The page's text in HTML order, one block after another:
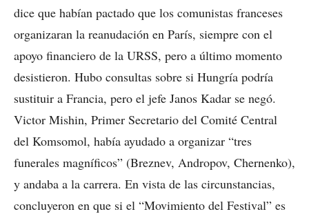
dice que habían pactado que los comunistas franceses
organizaran la reanudación en París, siempre con el
apoyo financiero de la URSS, pero a último momento
desistieron. Hubo consultas sobre si Hungría podría
sustituir a Francia, pero el jefe Janos Kadar se negó.
Victor Mishin, Primer Secretario del Comité Central
del Komsomol, había ayudado a organizar “tres
funerales magníficos” (Breznev, Andropov, Chernenko),
y andaba a la carrera. En vista de las circunstancias,
concluyeron en que si el “Movimiento del Festival” es